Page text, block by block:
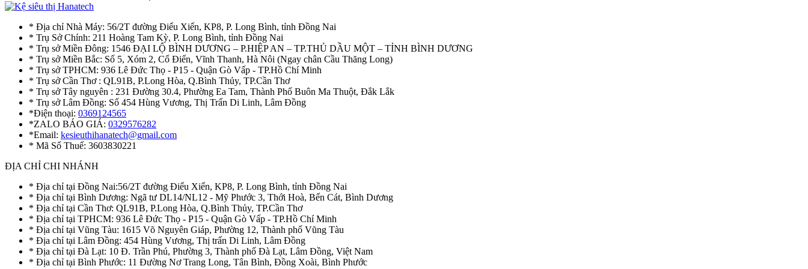
* Địa chỉ Nhà Máy: 56/2T đường Điểu Xiển, KP8, P. Long Bình, tỉnh Đồng Nai
* Trụ Sở Chính: 211 Hoàng Tam Kỳ, P. Long Bình, tỉnh Đồng Nai
* Trụ sở Miền Đông: 1546 ĐẠI LỘ BÌNH DƯƠNG – P.HIỆP AN – TP.THỦ DẦU MỘT – TỈNH BÌNH DƯƠNG
* Trụ sở Miền Bắc: Số 5, Xóm 2, Cổ Điển, Vĩnh Thanh, Hà Nôi (Ngay chân Cầu Thăng Long)
* Trụ sở TPHCM: 936 Lê Đức Thọ - P15 - Quận Gò Vấp - TP.Hồ Chí Minh
* Trụ sở Cần Thơ : QL91B, P.Long Hòa, Q.Bình Thủy, TP.Cần Thơ
* Trụ sở Tây nguyên : 231 Đường 30.4, Phường Ea Tam, Thành Phố Buôn Ma Thuột, Đắk Lắk
* Trụ sở Lâm Đồng: Số 454 Hùng Vương, Thị Trấn Di Linh, Lâm Đồng
*Điện thoại: 0369124565
*ZALO BÁO GIÁ: 0329576282
*Email: kesieuthihanatech@gmail.com
* Mã Số Thuế: 3603830221
ĐỊA CHỈ CHI NHÁNH
* Địa chỉ tại Đồng Nai:56/2T đường Điểu Xiển, KP8, P. Long Bình, tỉnh Đồng Nai
* Địa chỉ tại Bình Dương: Ngã tư DL14/NL12 - Mỹ Phước 3, Thới Hoà, Bến Cát, Bình Dương
* Địa chỉ tại Cần Thơ: QL91B, P.Long Hòa, Q.Bình Thủy, TP.Cần Thơ
* Địa chỉ tại TPHCM: 936 Lê Đức Thọ - P15 - Quận Gò Vấp - TP.Hồ Chí Minh
* Địa chỉ tại Vũng Tàu: 1615 Võ Nguyên Giáp, Phường 12, Thành phố Vũng Tàu
* Địa chỉ tại Lâm Đồng: 454 Hùng Vương, Thị trấn Di Linh, Lâm Đồng
* Địa chỉ tại Đà Lạt: 10 Đ. Trần Phú, Phường 3, Thành phố Đà Lạt, Lâm Đồng, Việt Nam
* Địa chỉ tại Bình Phước: 11 Đường Nơ Trang Long, Tân Bình, Đồng Xoài, Bình Phước